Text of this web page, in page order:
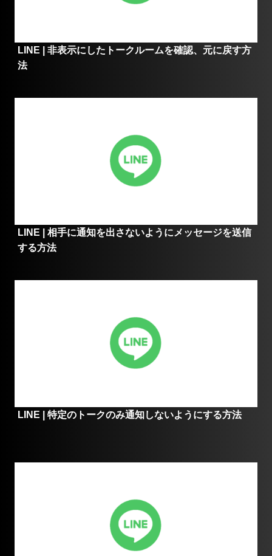
LINE | 非表示にしたトークルームを確認、元に戻す方
法
LINE | 相手に通知を出さないようにメッセージを送信
する方法
LINE | 特定のトークのみ通知しないようにする方法